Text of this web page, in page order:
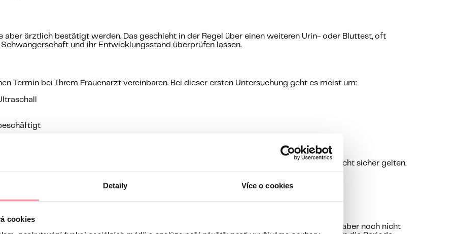
Detaily Více o cookies
cookies
aber ärztlich bestätigt werden. Das geschieht in der Regel über einen weiteren Urin- oder Bluttest, oft
und ihr Entwicklungsstand überprüfen lassen.
Termin bei Ihrem Frauenarzt vereinbaren. Bei dieser ersten Untersuchung geht es meist um:
auf Alkohol und Zigaretten sowie auf Medikamente, die in der Schwangerschaft als nicht sicher gelten.
Folsäure sind beide wichtig für die gesunde Entwicklung des Kindes.
ist?
dass keine Schwangerschaft vorliegt. Wenn Sie korrekt getestet haben, der hCG-Wert aber noch nicht